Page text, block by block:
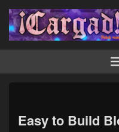
¡Cargad!
Easy to Build